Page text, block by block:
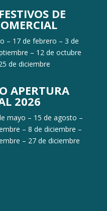
DE
– 17 de febrero – 3 de
– 12 de octubre
de diciembre
APERTURA
2026
mayo – 15 de agosto –
– 8 de diciembre –
– 27 de diciembre